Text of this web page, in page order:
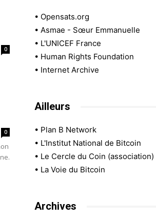
0
0
• Opensats.org
• Asmae - Sœur Emmanuelle
• L'UNICEF France
• Human Rights Foundation
• Internet Archive
Ailleurs
• Plan B Network
• L'Institut National de Bitcoin
• Le Cercle du Coin (association)
• La Voie du Bitcoin
Archives